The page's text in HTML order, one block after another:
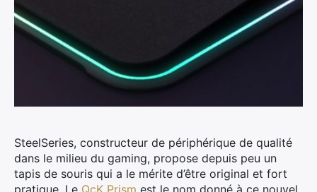
SteelSeries, constructeur de périphérique de qualité
dans le milieu du gaming, propose depuis peu un
tapis de souris qui a le mérite d’être original et fort
pratique. Le QcK Prism est le nom donné à ce nouvel